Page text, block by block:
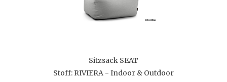
Sitzsack SEAT
Stoff: RIVIERA - Indoor & Outdoor